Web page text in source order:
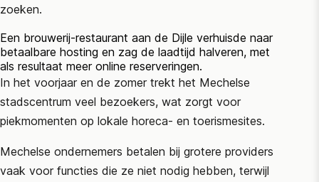
zoeken.
Een brouwerij-restaurant aan de Dijle verhuisde naar
betaalbare hosting en zag de laadtijd halveren, met
als resultaat meer online reserveringen.
In het voorjaar en de zomer trekt het Mechelse
stadscentrum veel bezoekers, wat zorgt voor
piekmomenten op lokale horeca- en toerismesites.
Mechelse ondernemers betalen bij grotere providers
vaak voor functies die ze niet nodig hebben, terwijl